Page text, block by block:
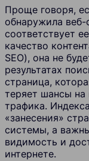
Проще говоря,
обнаружила веб-
соответствует
качество
SEO), она не
результатах
страница,
теряет шансы на
трафика.
«занесения»
системы, а
видимость и
интернете.